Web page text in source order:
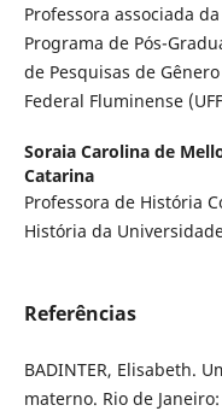
Professora associada
Programa de Pós-
de Pesquisas de
Federal Fluminense
Soraia Carolina de
Catarina
Professora de História
História da
Referências
BADINTER, Elisabeth.
materno. Rio de